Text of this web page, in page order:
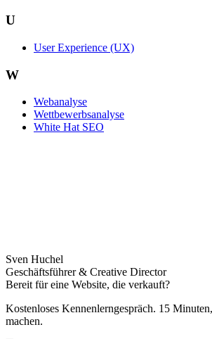
U
User Experience (UX)
W
Webanalyse
Wettbewerbsanalyse
White Hat SEO
Sven Huchel
Geschäftsführer & Creative Director
Bereit für eine Website, die verkauft?
Kostenloses Kennenlerngespräch. 15
machen.